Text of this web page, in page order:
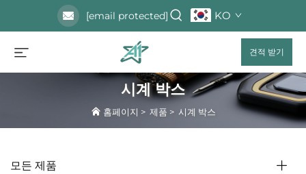
[email protected] KO
견적 받기
시계 박스
홈페이지 > 제품 > 시계 박스
모든 제품